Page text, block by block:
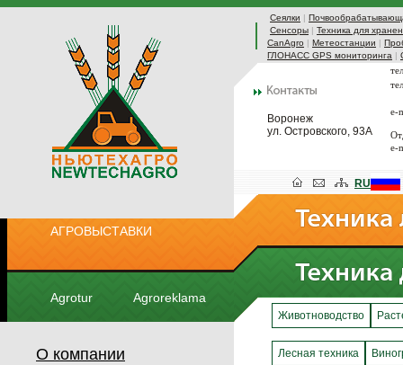
Сеялки |
Сенсоры | Техника для
CanAgro | Метеостанции |
ГЛОНАСС GPS мониторинга |
Воронеж
ул. Островского, 93А
e-
e-
АГРОВЫСТАВКИ
Agrotur Agroreklama
RU
О компании
Животноводство
Лесная техника